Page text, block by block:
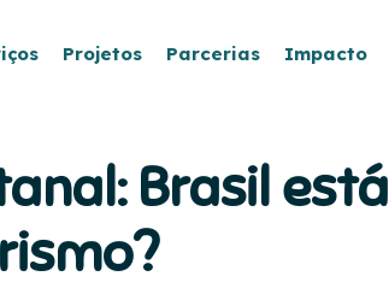
Projetos Parcerias Impacto
Brasil está